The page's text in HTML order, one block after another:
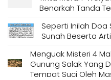
Benarkah Tanda
Seperti Inilah Doa
Sunah Beserta
Menguak Misteri 4
Gunung Salak Yang
Tempat Suci Oleh